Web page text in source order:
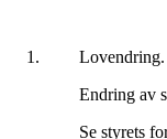
1. Lovendring.
Endring av
Se styrets